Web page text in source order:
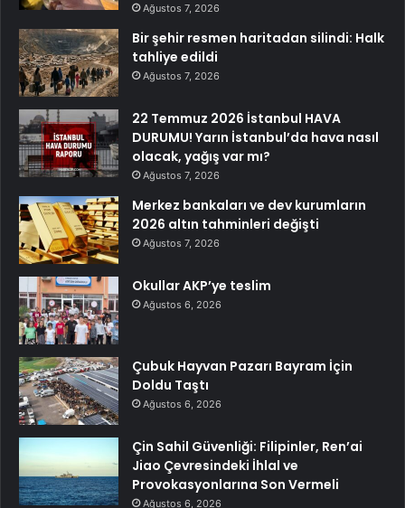
Ağustos 7, 2026
Bir şehir resmen haritadan silindi: Halk
tahliye edildi
Ağustos 7, 2026
22 Temmuz 2026 İstanbul HAVA
DURUMU! Yarın İstanbul’da hava nasıl
olacak, yağış var mı?
Ağustos 7, 2026
Merkez bankaları ve dev kurumların
2026 altın tahminleri değişti
Ağustos 7, 2026
Okullar AKP’ye teslim
Ağustos 6, 2026
Çubuk Hayvan Pazarı Bayram İçin
Doldu Taştı
Ağustos 6, 2026
Çin Sahil Güvenliği: Filipinler, Ren’ai
Jiao Çevresindeki İhlal ve
Provokasyonlarına Son Vermeli
Ağustos 6, 2026